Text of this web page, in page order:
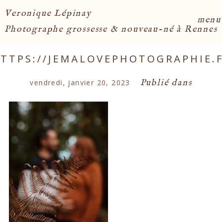
menu
Veronique Lépinay
Photographe grossesse & nouveau-né à Rennes
vendredi, janvier 20, 2023 Publié dans